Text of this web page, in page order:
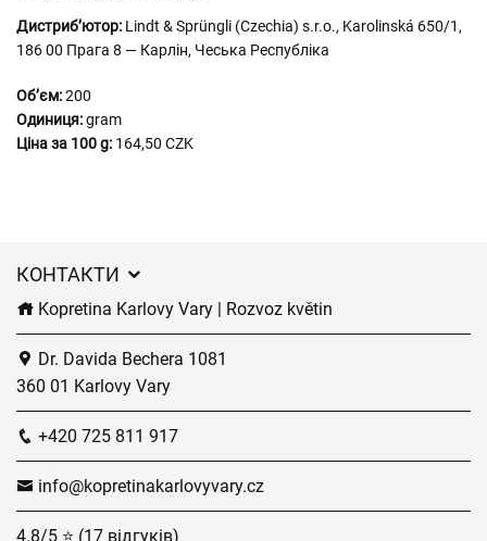
Дистриб’ютор: Lindt & Sprüngli (Czechia) s.r.o., Karolinská 650/1,
186 00 Прага 8 — Карлін, Чеська Республіка
Обʼєм:200
Одиниця:gram
Ціна за 100 g: 164,50 CZK
КОНТАКТИ
Kopretina Karlovy Vary | Rozvoz květin
Dr. Davida Bechera 1081
360 01 Karlovy Vary
+420 725 811 917
info@kopretinakarlovyvary.cz
4.8/5 ⭐ (17 відгуків)